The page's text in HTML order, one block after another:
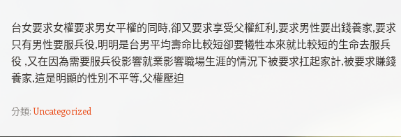
台女要求女權要求男女平權的同時,卻又要求享受父權紅利,要求男性要出錢養家,要求
只有男性要服兵役,明明是台男平均壽命比較短卻要犧牲本來就比較短的生命去服兵
役 ,又在因為需要服兵役影響就業影響職場生涯的情況下被要求扛起家計,被要求賺錢
養家,這是明顯的性別不平等,父權壓迫
分類:Uncategorized